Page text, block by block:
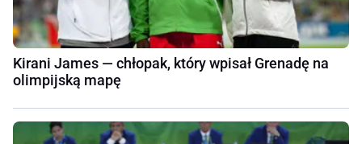
Kirani James — chłopak, który wpisał Grenadę na
olimpijską mapę